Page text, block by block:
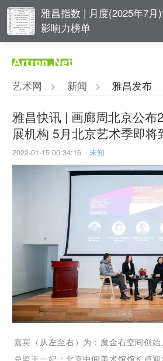
雅昌指数 | 月度(2025年7月
影响力榜单
破界与归真
李铁夫冯钢百领衔 作为群
粤籍留美艺术家
张瀚文：以物质媒介具象化
界
艺术网 > 新闻 > 雅昌发布
雅昌快讯 | 画廊周北京公布
展机构 5月北京艺术季即将
2022-01-15 00:34:16 未知
嘉宾（从左至右）为：魔金石空间创